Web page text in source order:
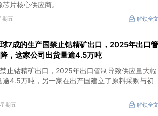
片核心供应商。
期五 解锁全文
球7成的生产国禁止钴精矿出口，2025年出口管
，这家公司出货量逾4.5万吨
止钴精矿出口，2025年出口管制导致供应量大幅
4.5万吨，另一家在出产国建立了原料采购与初
期五 解锁全文